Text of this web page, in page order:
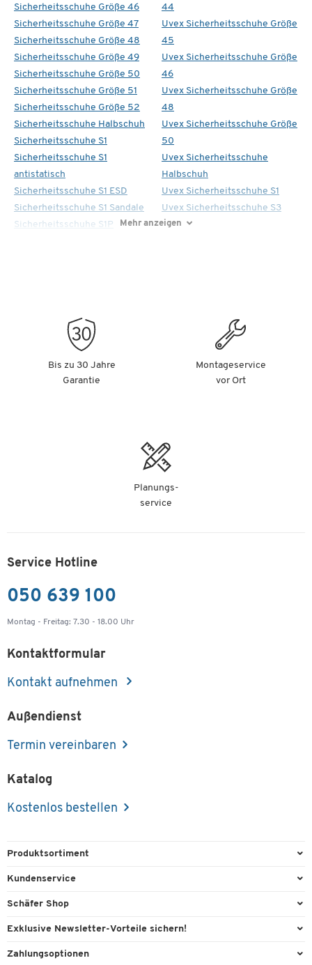
Sicherheitsschuhe Größe 46
Sicherheitsschuhe Größe 47
Sicherheitsschuhe Größe 48
Sicherheitsschuhe Größe 49
Sicherheitsschuhe Größe 50
Sicherheitsschuhe Größe 51
Sicherheitsschuhe Größe 52
Sicherheitsschuhe Halbschuh
Sicherheitsschuhe S1
Sicherheitsschuhe S1
antistatisch
Sicherheitsschuhe S1 ESD
Sicherheitsschuhe S1 Sandale
Sicherheitsschuhe S1P
44
Uvex Sicherheitsschuhe Größe
45
Uvex Sicherheitsschuhe Größe
46
Uvex Sicherheitsschuhe Größe
48
Uvex Sicherheitsschuhe Größe
50
Uvex Sicherheitsschuhe
Halbschuh
Uvex Sicherheitsschuhe S1
Uvex Sicherheitsschuhe S3
Mehr anzeigen
Bis zu 30 Jahre
Garantie
Montageservice
vor Ort
Planungs-
service
Service Hotline
050 639 100
Montag - Freitag: 7.30 - 18.00 Uhr
Kontaktformular
Kontakt aufnehmen
Außendienst
Termin vereinbaren
Katalog
Kostenlos bestellen
Produktsortiment
Büroausstattung
Reinigung & Hygiene
Kundenservice
Direktbestellung
Recycling
Schäfer Shop
Services & Leistungen
Exklusive Newsletter-Vorteile sichern!
Willkommensgeschenk
Zahlungsoptionen